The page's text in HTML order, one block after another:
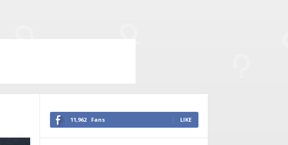
11,962 Fans LIKE